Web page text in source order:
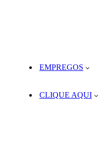
EMPREGOS
CLIQUE AQUI